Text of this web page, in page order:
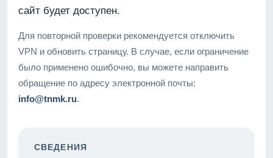
сайт будет доступен.
Для повторной проверки рекомендуется отключить
VPN и обновить страницу. В случае, если ограничение
было применено ошибочно, вы можете направить
обращение по адресу электронной почты:
info@tnmk.ru.
СВЕДЕНИЯ